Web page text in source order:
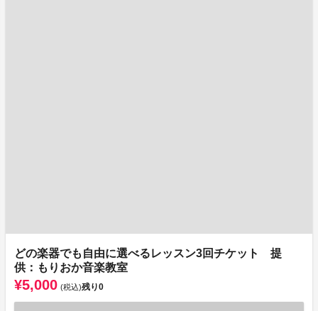
どの楽器でも自由に選べるレッスン3回チケット 提
供：もりおか音楽教室
¥5,000 (税込)残り0